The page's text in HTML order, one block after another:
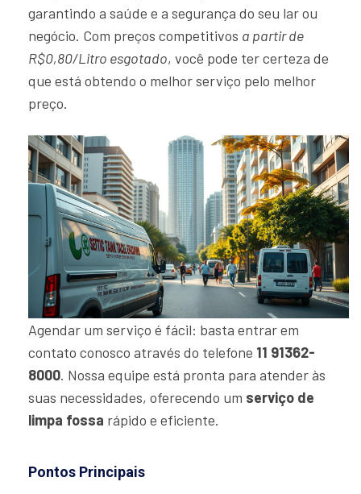
garantindo a saúde e a segurança do seu lar ou
negócio. Com preços competitivos a partir de
R$0,80/Litro esgotado, você pode ter certeza de
que está obtendo o melhor serviço pelo melhor
preço.
Agendar um serviço é fácil: basta entrar em
contato conosco através do telefone 11 91362-
8000. Nossa equipe está pronta para atender às
suas necessidades, oferecendo um serviço de
limpa fossa rápido e eficiente.
Pontos Principais